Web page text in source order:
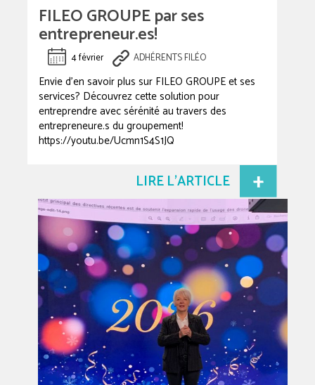
FILEO GROUPE par ses
entrepreneur.es!
4 février ADHÉRENTS FILÉO
Envie d’en savoir plus sur FILEO GROUPE et ses
services? Découvrez cette solution pour
entreprendre avec sérénité au travers des
entrepreneure.s du groupement!
https://youtu.be/Ucmn1S4S1JQ
LIRE L'ARTICLE